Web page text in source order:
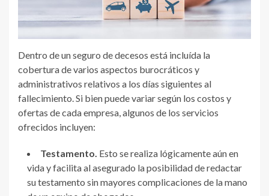
Dentro de un seguro de decesos está incluída la
cobertura de varios aspectos burocráticos y
administrativos relativos a los días siguientes al
fallecimiento. Si bien puede variar según los costos y
ofertas de cada empresa, algunos de los servicios
ofrecidos incluyen:
Testamento Esto se realiza lógicamente aún en
vida y facilita al asegurado la posibilidad de redactar
su testamento sin mayores complicaciones de la mano